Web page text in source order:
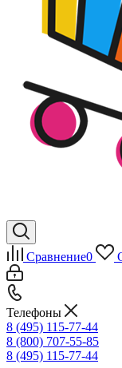
Сравнение0
Телефоны
8 (495) 115-77-44
8 (800) 707-55-85
8 (495) 115-77-44